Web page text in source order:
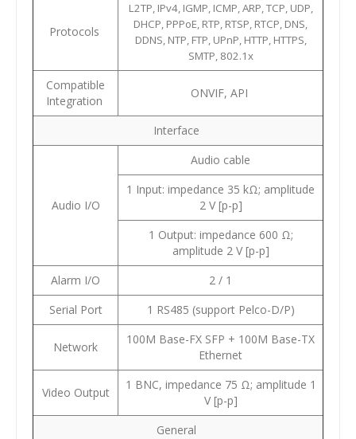
Protocols
L2TP, IPv4, IGMP, ICMP, ARP, TCP, UDP,
DHCP, PPPoE, RTP, RTSP, RTCP, DNS,
DDNS, NTP, FTP, UPnP, HTTP, HTTPS,
SMTP, 802.1x
Compatible
Integration
ONVIF, API
Interface
Audio I/O
Audio cable
1 Input: impedance 35 kΩ; amplitude
2 V [p-p]
1 Output: impedance 600 Ω;
amplitude 2 V [p-p]
Alarm I/O
2 / 1
Serial Port
1 RS485 (support Pelco-D/P)
Network
100M Base-FX SFP + 100M Base-TX
Ethernet
Video Output
1 BNC, impedance 75 Ω; amplitude 1
V [p-p]
General